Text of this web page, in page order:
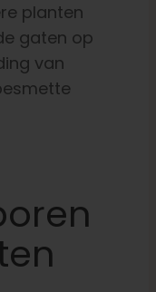
planten
gaten op
van